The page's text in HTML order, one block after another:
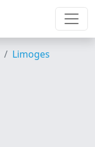
Limoges